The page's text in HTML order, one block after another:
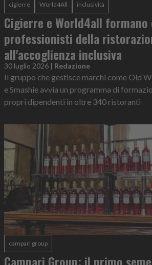
cigierre World4All inclusività
Cigierre e World4all
professionisti della
all'accoglienza inclusiva
30 luglio 2026 | Redazione
Il gruppo che gestisce marchi come Old
e Smashie avvia un programma di
propri dipendenti in oltre 340 ristoranti
campari group